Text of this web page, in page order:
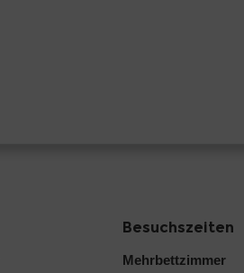
Besuchszeiten
Mehrbettzimmer